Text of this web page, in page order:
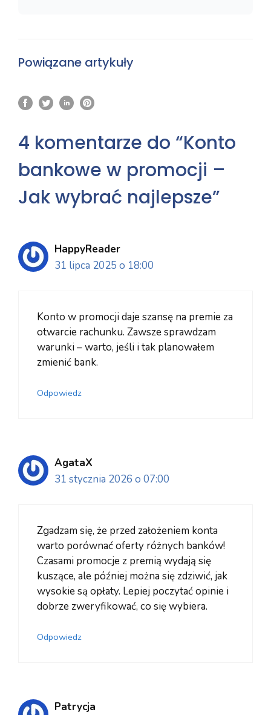
Powiązane artykuły
4 komentarze do “Konto
bankowe w promocji –
Jak wybrać najlepsze”
HappyReader
31 lipca 2025 o 18:00
Konto w promocji daje szansę na premie za
otwarcie rachunku. Zawsze sprawdzam
warunki – warto, jeśli i tak planowałem
zmienić bank.
Odpowiedz
AgataX
31 stycznia 2026 o 07:00
Zgadzam się, że przed założeniem konta
warto porównać oferty różnych banków!
Czasami promocje z premią wydają się
kuszące, ale później można się zdziwić, jak
wysokie są opłaty. Lepiej poczytać opinie i
dobrze zweryfikować, co się wybiera.
Odpowiedz
Patrycja